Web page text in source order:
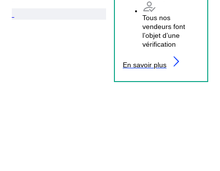
Tous nos
vendeurs font
l’objet d’une
vérification
En savoir plus